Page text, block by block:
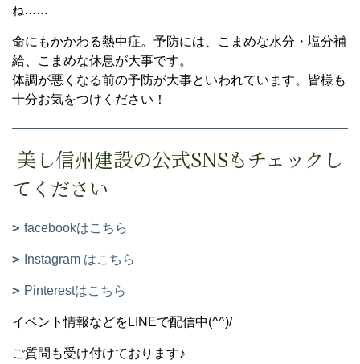
ね……
命にもかかわる熱中症。予防には、こまめな水分・塩分補
給、こまめな休息が大事です。
体調が悪くなる前の予防が大事といわれています。皆様も
十分お気をつけください！
美し信州建設の公式SNSもチェックし
てください
facebookはこちら
Instagram はこちら
Pinterestはこちら
イベント情報などをLINEで配信中(^^)/
ご質問も受け付けております♪